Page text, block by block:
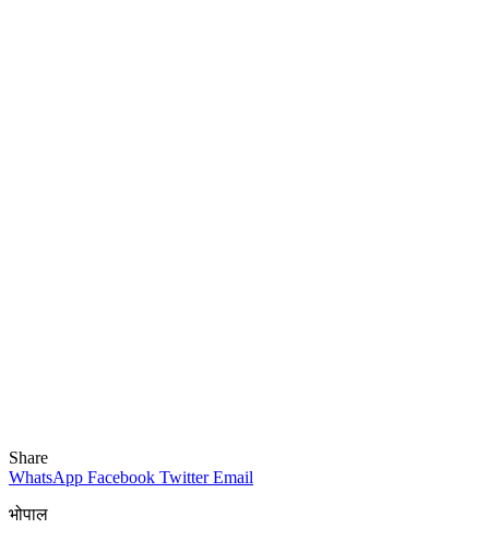
Share
WhatsApp Facebook Twitter Email
भोपाल